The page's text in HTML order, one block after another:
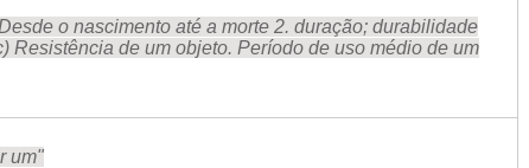
o nascimento até a morte 2. duração; durabilidade
Resistência de um objeto. Período de uso médio de um
um"